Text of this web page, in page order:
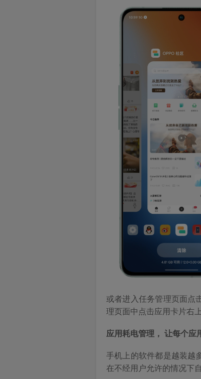
或者进入任务管理页面点
理页面中点击应用卡片右
应用耗电管理， 让每个应
手机上的软件都是越装越
在不经用户允许的情况下